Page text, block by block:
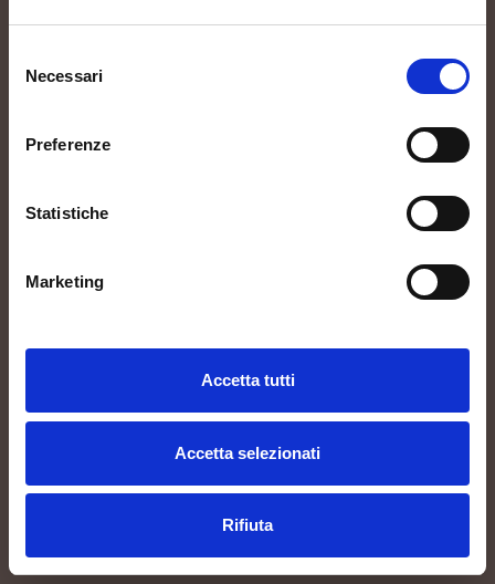
delNecessari
Preferenze
Statistiche
Marketing
Accetta tutti
Accetta selezionati
Rifiuta
Contacts